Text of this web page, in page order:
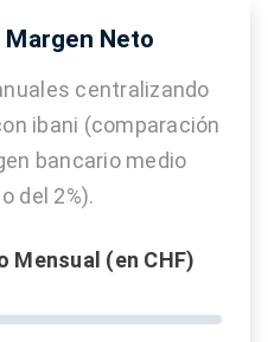
Neto
centralizando
ibani (comparación
bancario medio
del 2%).
Mensual (en CHF)